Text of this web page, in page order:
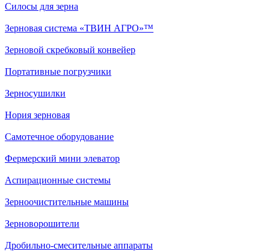
Силосы для зерна
Зерновая система «ТВИН АГРО»™
Зерновой скребковый конвейер
Портативные погрузчики
Зерносушилки
Нория зерновая
Самотечное оборудование
Фермерский мини элеватор
Аспирационные системы
Зерноочистительные машины
Зерноворошители
Дробильно-смесительные аппараты